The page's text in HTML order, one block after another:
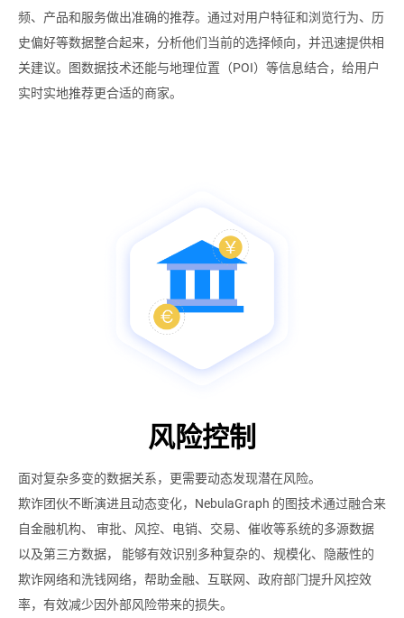
频、产品和服务做出准确的推荐。通过对用户特征和浏览行为、历
史偏好等数据整合起来，分析他们当前的选择倾向，并迅速提供相
关建议。图数据技术还能与地理位置（POI）等信息结合，给用户
实时实地推荐更合适的商家。
风险控制
面对复杂多变的数据关系，更需要动态发现潜在风险。
欺诈团伙不断演进且动态变化，NebulaGraph 的图技术通过融合来
自金融机构、 审批、风控、电销、交易、催收等系统的多源数据
以及第三方数据， 能够有效识别多种复杂的、规模化、隐蔽性的
欺诈网络和洗钱网络，帮助金融、互联网、政府部门提升风控效
率，有效减少因外部风险带来的损失。